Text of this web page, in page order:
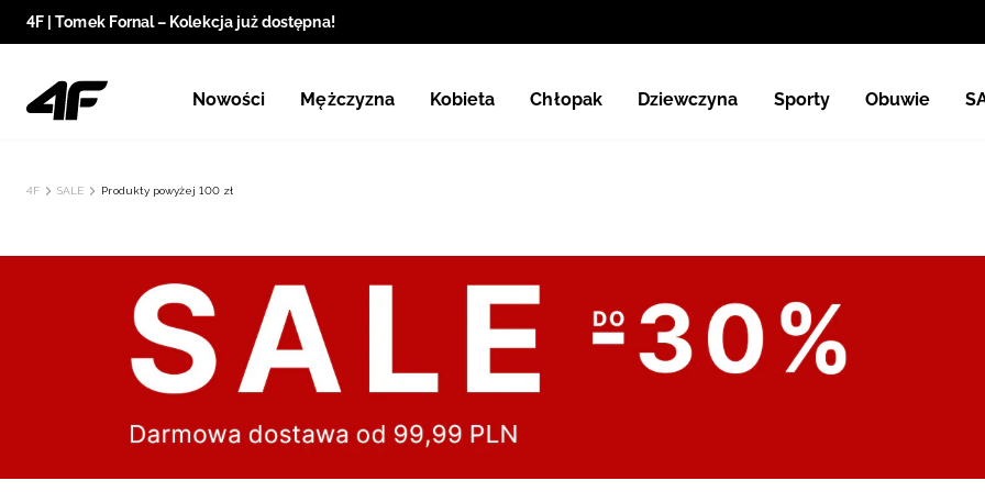
4F | Tomek Fornal – Kolekcja już dostępna!
Nowości Mężczyzna Kobieta Chłopak Dziewczyna Sporty Obuwie
4F SALE Produkty powyżej 100 zł